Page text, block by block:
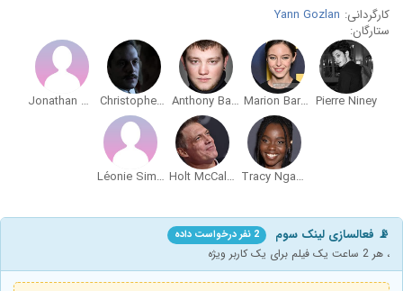
کارگردانی: Yann Gozlan
ستارگان:
Pierre Niney
Marion Barbeau
Anthony Bajon
Christophe Montenez
Jonathan Turnbull
Tracy Nganare
Holt McCallany
Léonie Simaga
📡 فعالسازی لینک سوم 2 نفر درخواست داده
، هر 2 ساعت یک فیلم برای یک کاربر ویژه